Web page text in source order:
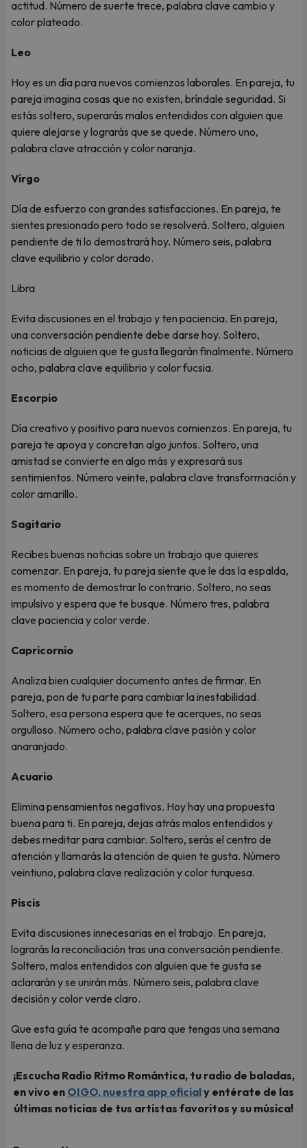
actitud. Número de suerte trece, palabra clave cambio y
color plateado.
Leo
Hoy es un día para nuevos comienzos laborales. En pareja, tu
pareja imagina cosas que no existen, bríndale seguridad. Si
estás soltero, superarás malos entendidos con alguien que
quiere alejarse y lograrás que se quede. Número uno,
palabra clave atracción y color naranja.
Virgo
Día de esfuerzo con grandes satisfacciones. En pareja, te
sientes presionado pero todo se resolverá. Soltero, alguien
pendiente de ti lo demostrará hoy. Número seis, palabra
clave equilibrio y color dorado.
Libra
Evita discusiones en el trabajo y ten paciencia. En pareja,
una conversación pendiente debe darse hoy. Soltero,
noticias de alguien que te gusta llegarán finalmente. Número
ocho, palabra clave equilibrio y color fucsia.
Escorpio
Día creativo y positivo para nuevos comienzos. En pareja, tu
pareja te apoya y concretan algo juntos. Soltero, una
amistad se convierte en algo más y expresará sus
sentimientos. Número veinte, palabra clave transformación y
color amarillo.
Sagitario
Recibes buenas noticias sobre un trabajo que quieres
comenzar. En pareja, tu pareja siente que le das la espalda,
es momento de demostrar lo contrario. Soltero, no seas
impulsivo y espera que te busque. Número tres, palabra
clave paciencia y color verde.
Capricornio
Analiza bien cualquier documento antes de firmar. En
pareja, pon de tu parte para cambiar la inestabilidad.
Soltero, esa persona espera que te acerques, no seas
orgulloso. Número ocho, palabra clave pasión y color
anaranjado.
Acuario
Elimina pensamientos negativos. Hoy hay una propuesta
buena para ti. En pareja, dejas atrás malos entendidos y
debes meditar para cambiar. Soltero, serás el centro de
atención y llamarás la atención de quien te gusta. Número
veintiuno, palabra clave realización y color turquesa.
Piscis
Evita discusiones innecesarias en el trabajo. En pareja,
lograrás la reconciliación tras una conversación pendiente.
Soltero, malos entendidos con alguien que te gusta se
aclararán y se unirán más. Número seis, palabra clave
decisión y color verde claro.
Que esta guía te acompañe para que tengas una semana
llena de luz y esperanza.
¡Escucha Radio Ritmo Romántica, tu radio de baladas,
en vivo en OIGO, nuestra app oficialy entérate de las
últimas noticias de tus artistas favoritos y su música!